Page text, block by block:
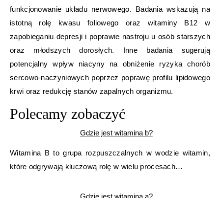
funkcjonowanie układu nerwowego. Badania wskazują na
istotną rolę kwasu foliowego oraz witaminy B12 w
zapobieganiu depresji i poprawie nastroju u osób starszych
oraz młodszych dorosłych. Inne badania sugerują
potencjalny wpływ niacyny na obniżenie ryzyka chorób
sercowo-naczyniowych poprzez poprawę profilu lipidowego
krwi oraz redukcję stanów zapalnych organizmu.
Polecamy zobaczyć
Gdzie jest witamina b?
Witamina B to grupa rozpuszczalnych w wodzie witamin,
które odgrywają kluczową rolę w wielu procesach…
Gdzie jest witamina a?